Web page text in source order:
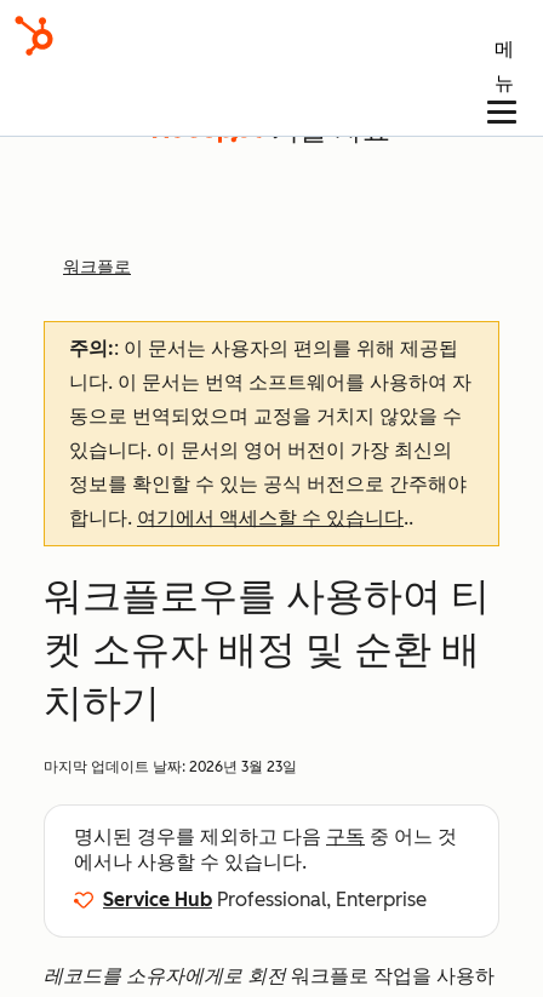
메
뉴
기술 자료
워크플로
주의:: 이 문서는 사용자의 편의를 위해 제공됩
니다. 이 문서는 번역 소프트웨어를 사용하여 자
동으로 번역되었으며 교정을 거치지 않았을 수
있습니다. 이 문서의 영어 버전이 가장 최신의
정보를 확인할 수 있는 공식 버전으로 간주해야
합니다. 여기에서 액세스할 수 있습니다..
워크플로우를 사용하여 티
켓 소유자 배정 및 순환 배
치하기
마지막 업데이트 날짜: 2026년 3월 23일
명시된 경우를 제외하고 다음 구독 중 어느 것
에서나 사용할 수 있습니다.
Service Hub Professional, Enterprise
레코드를 소유자에게로 회전워크플로 작업을 사용하